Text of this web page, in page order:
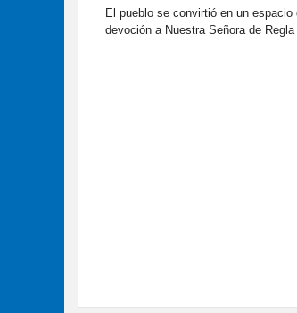
El pueblo se convirtió en un
devoción a Nuestra Señora de